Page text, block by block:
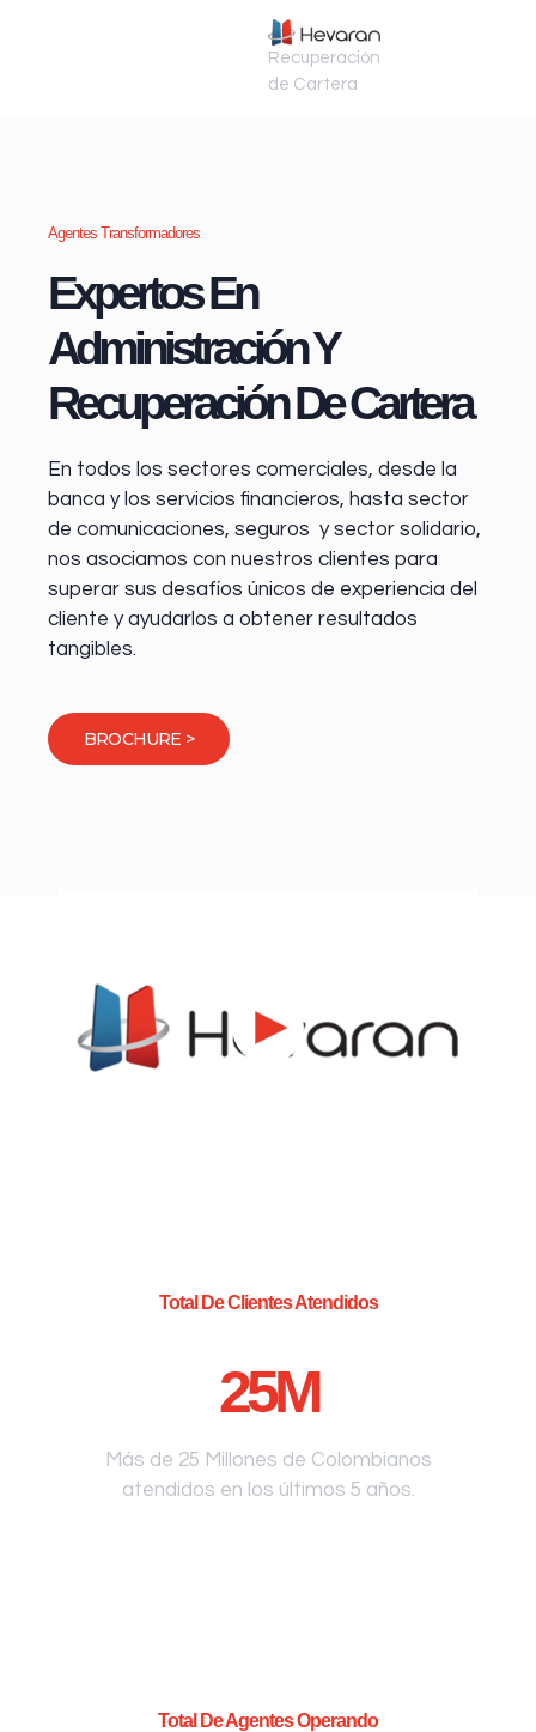
Recuperación
de Cartera
Agentes Transformadores
Expertos En
Administración Y
Recuperación De Cartera
En todos los sectores comerciales, desde la
banca y los servicios financieros, hasta sector
de comunicaciones, seguros y sector solidario,
nos asociamos con nuestros clientes para
superar sus desafíos únicos de experiencia del
cliente y ayudarlos a obtener resultados
tangibles.
BROCHURE >
Total De Clientes Atendidos
25M
Más de 25 Millones de Colombianos
atendidos en los últimos 5 años.
Total De Agentes Operando